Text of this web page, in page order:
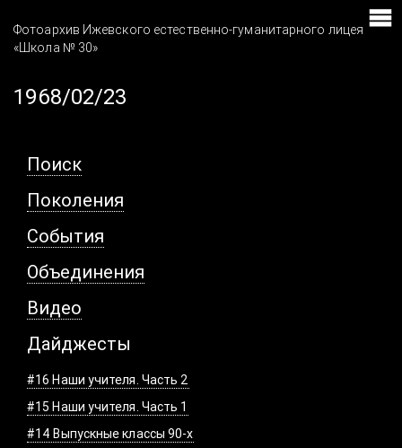
Фотоархив Ижевского естественно-гуманитарного лицея
«Школа № 30»
1968/02/23
Поиск
Поколения
События
Объединения
Видео
Дайджесты
#16 Наши учителя. Часть 2
#15 Наши учителя. Часть 1
#14 Выпускные классы 90-х